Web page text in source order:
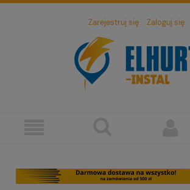
Zarejestruj się Zaloguj się